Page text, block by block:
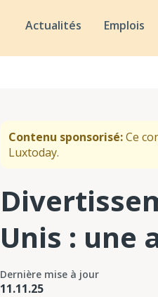
Actualités Emplois
Contenu sponsorisé:Ce
Luxtoday.
Unis : une
Dernière mise à jour
11.11.25